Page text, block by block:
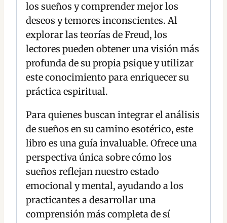
los sueños y comprender mejor los
deseos y temores inconscientes. Al
explorar las teorías de Freud, los
lectores pueden obtener una visión más
profunda de su propia psique y utilizar
este conocimiento para enriquecer su
práctica espiritual.
Para quienes buscan integrar el análisis
de sueños en su camino esotérico, este
libro es una guía invaluable. Ofrece una
perspectiva única sobre cómo los
sueños reflejan nuestro estado
emocional y mental, ayudando a los
practicantes a desarrollar una
comprensión más completa de sí